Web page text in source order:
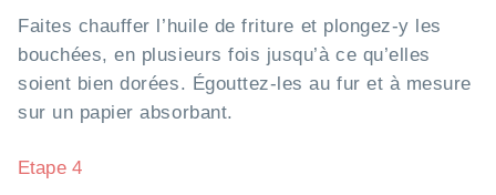
Faites chauffer l’huile de friture et plongez-y les
bouchées, en plusieurs fois jusqu’à ce qu’elles
soient bien dorées. Égouttez-les au fur et à mesure
sur un papier absorbant.
Etape 4